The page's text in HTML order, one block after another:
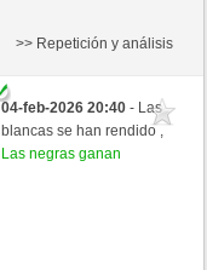
>> Repetición y análisis
04-feb-2026 20:40- Las
blancas se han rendido ,
Las negras ganan